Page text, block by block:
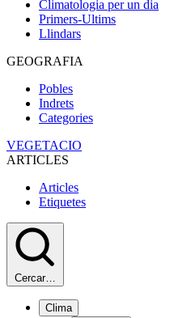
Climatologia per un dia
Primers-Ultims
Llindars
GEOGRAFIA
Pobles
Indrets
Categories
VEGETACIO
ARTICLES
Articles
Etiquetes
Cercar…
Clima